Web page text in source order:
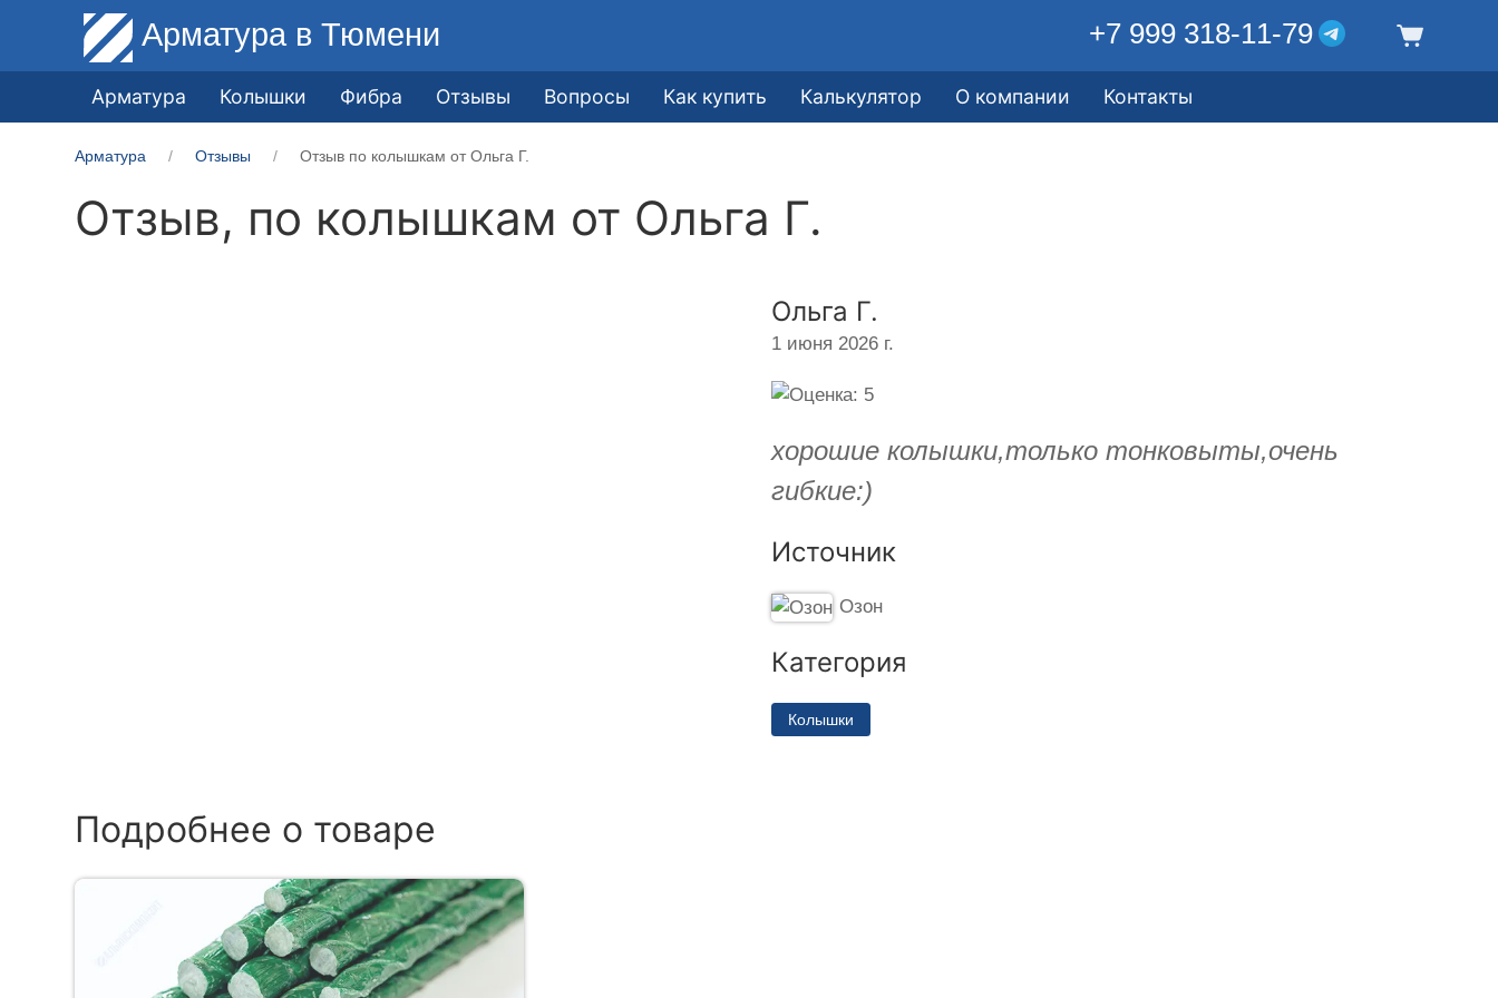
Арматура в Тюмени +7 999 318-11-79
Арматура Колышки Фибра Отзывы Вопросы Как купить Калькулятор О компании Контакты
Арматура Отзывы Отзыв по колышкам от Ольга Г.
Отзыв, по колышкам от Ольга Г.
Ольга Г.
1 июня 2026 г.
хорошие колышки,только тонковыты,очень
гибкие:)
Источник
Озон
Категория
Колышки
Подробнее о товаре